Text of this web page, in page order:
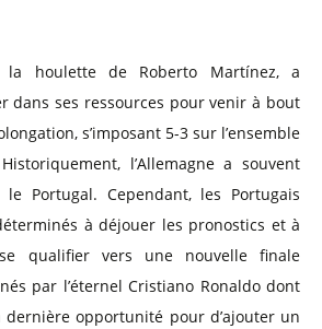
houlette de Roberto Martínez, a
dans ses ressources pour venir à bout
s’imposant 5-3 sur l’ensemble
l’Allemagne a souvent
Portugal. Cependant, les Portugais
à déjouer les pronostics et à
qualifier vers une nouvelle finale
par l’éternel Cristiano Ronaldo dont
opportunité pour d’ajouter un